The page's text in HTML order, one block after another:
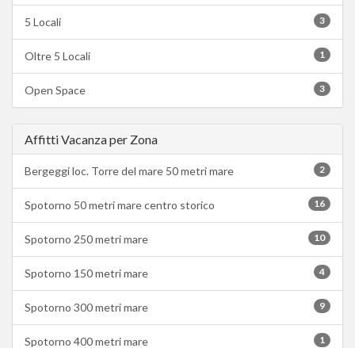
3
5 Locali
1
Oltre 5 Locali
3
Open Space
Affitti Vacanza per Zona
2
Bergeggi loc. Torre del mare 50 metri mare
16
Spotorno 50 metri mare centro storico
10
Spotorno 250 metri mare
4
Spotorno 150 metri mare
9
Spotorno 300 metri mare
1
Spotorno 400 metri mare